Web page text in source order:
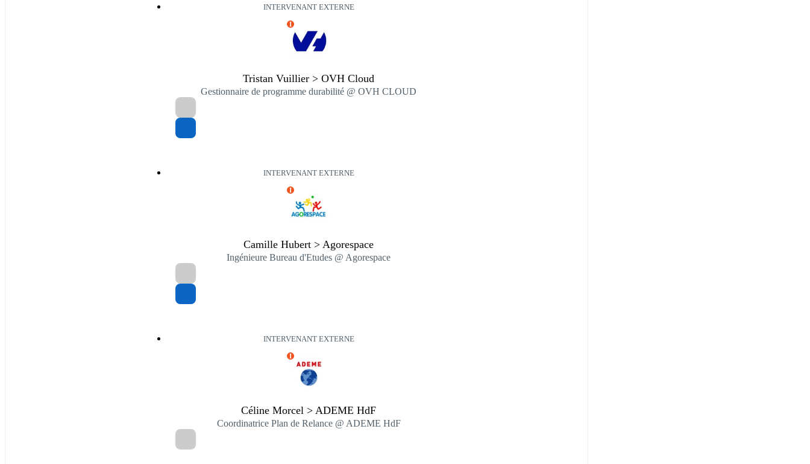
INTERVENANT EXTERNE
I
Tristan Vuillier > OVH Cloud
Gestionnaire de programme durabilité @ OVH CLOUD
INTERVENANT EXTERNE
I
Camille Hubert > Agorespace
Ingénieure Bureau d'Etudes @ Agorespace
INTERVENANT EXTERNE
I
Céline Morcel > ADEME HdF
Coordinatrice Plan de Relance @ ADEME HdF